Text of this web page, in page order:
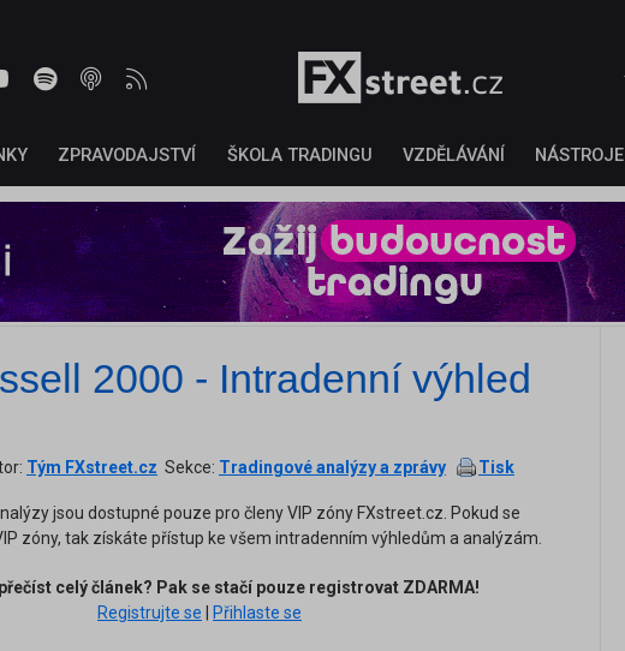
ZPRAVODAJSTVÍ ŠKOLA TRADINGU VZDĚLÁVÁNÍ NÁSTROJE
2000 - Intradenní výhled
Tým FXstreet.cz Sekce: Tradingové analýzy a zprávy Tisk
jsou dostupné pouze pro členy VIP zóny FXstreet.cz. Pokud se
zóny, tak získáte přístup ke všem intradenním výhledům a analýzám.
celý článek? Pak se stačí pouze registrovat ZDARMA!
Registrujte se
Přihlaste se